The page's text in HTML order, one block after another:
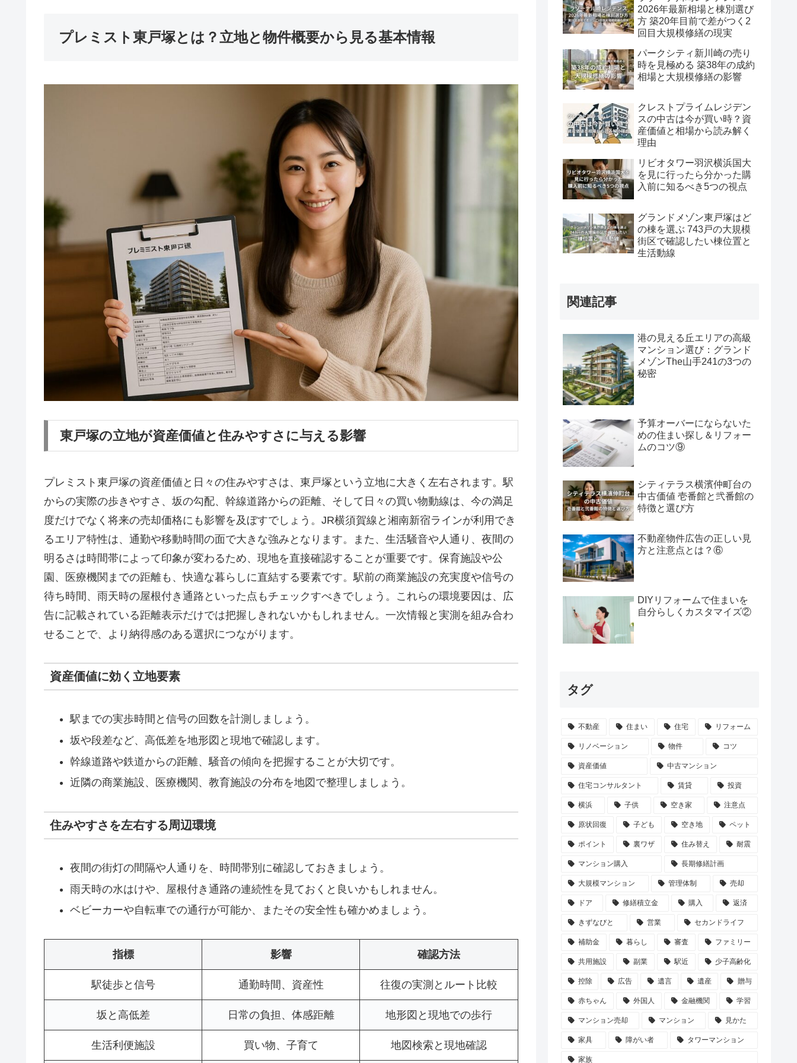
プレミスト東戸塚とは？立地と物件概要から見る基本情報
東戸塚の立地が資産価値と住みやすさに与える影響
プレミスト東戸塚の資産価値と日々の住みやすさは、東戸塚という立地に大きく左右されます。駅
からの実際の歩きやすさ、坂の勾配、幹線道路からの距離、そして日々の買い物動線は、今の満足
度だけでなく将来の売却価格にも影響を及ぼすでしょう。JR横須賀線と湘南新宿ラインが利用でき
るエリア特性は、通勤や移動時間の面で大きな強みとなります。また、生活騒音や人通り、夜間の
明るさは時間帯によって印象が変わるため、現地を直接確認することが重要です。保育施設や公
園、医療機関までの距離も、快適な暮らしに直結する要素です。駅前の商業施設の充実度や信号の
待ち時間、雨天時の屋根付き通路といった点もチェックすべきでしょう。これらの環境要因は、広
告に記載されている距離表示だけでは把握しきれないかもしれません。一次情報と実測を組み合わ
せることで、より納得感のある選択につながります。
資産価値に効く立地要素
駅までの実歩時間と信号の回数を計測しましょう。
坂や段差など、高低差を地形図と現地で確認します。
幹線道路や鉄道からの距離、騒音の傾向を把握することが大切です。
近隣の商業施設、医療機関、教育施設の分布を地図で整理しましょう。
住みやすさを左右する周辺環境
夜間の街灯の間隔や人通りを、時間帯別に確認しておきましょう。
雨天時の水はけや、屋根付き通路の連続性を見ておくと良いかもしれません。
ベビーカーや自転車での通行が可能か、またその安全性も確かめましょう。
指標 影響 確認方法
駅徒歩と信号 通勤時間、資産性 往復の実測とルート比較
坂と高低差 日常の負担、体感距離 地形図と現地での歩行
生活利便施設 買い物、子育て 地図検索と現地確認
2026年最新相場と棟別選び
方 築20年目前で差がつく2
回目大規模修繕の現実
パークシティ新川崎の売り
時を見極める 築38年の成約
相場と大規模修繕の影響
クレストプライムレジデン
スの中古は今が買い時？資
産価値と相場から読み解く
理由
リビオタワー羽沢横浜国大
を見に行ったら分かった購
入前に知るべき5つの視点
グランドメゾン東戸塚はど
の棟を選ぶ 743戸の大規模
街区で確認したい棟位置と
生活動線
関連記事
港の見える丘エリアの高級
マンション選び：グランド
メゾンThe山手241の3つの
秘密
予算オーバーにならないた
めの住まい探し＆リフォー
ムのコツ⑨
シティテラス横濱仲町台の
中古価値 壱番館と弐番館の
特徴と選び方
不動産物件広告の正しい見
方と注意点とは？⑥
DIYリフォームで住まいを
自分らしくカスタマイズ②
タグ
不動産 住まい 住宅 リフォーム
リノベーション 物件 コツ
資産価値 中古マンション
住宅コンサルタント 賃貸 投資
横浜 子供 空き家 注意点
原状回復 子ども 空き地 ペット
ポイント 裏ワザ 住み替え 耐震
マンション購入 長期修繕計画
大規模マンション 管理体制 売却
ドア 修繕積立金 購入 返済
きずなびと 営業 セカンドライフ
補助金 暮らし 審査 ファミリー
共用施設 副業 駅近 少子高齢化
控除 広告 遺言 遺産 贈与
赤ちゃん 外国人 金融機関 学習
マンション売却 マンション 見かた
家具 障がい者 タワーマンション
家族